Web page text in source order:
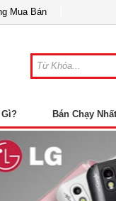
Mua Bán
Gì? Bán Chạy Nhất